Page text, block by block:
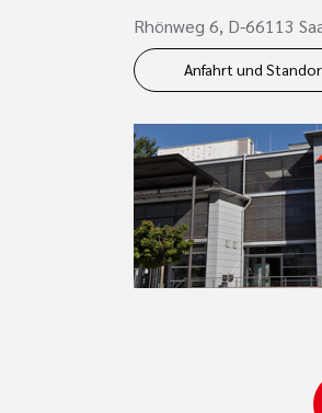
Rhönweg 6, D-66113
Anfahrt und